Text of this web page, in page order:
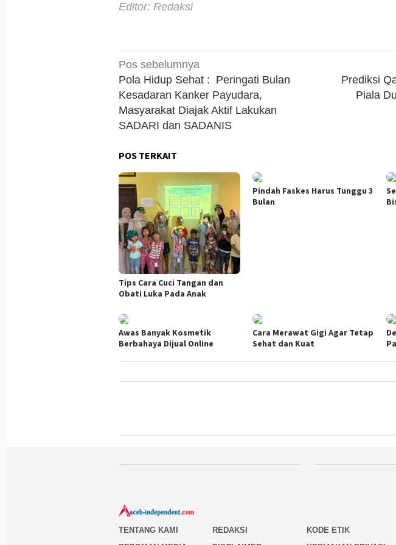
Editor: Redaksi
Navigasi
pos
Pos sebelumnya
Pola Hidup Sehat : Peringati Bulan
Kesadaran Kanker Payudara,
Masyarakat Diajak Aktif Lakukan
SADARI dan SADANIS
Prediksi
Piala
POS TERKAIT
Tips Cara Cuci Tangan dan
Obati Luka Pada Anak
Pindah Faskes Harus Tunggu 3
Bulan
Awas Banyak Kosmetik
Berbahaya Dijual Online
Cara Merawat Gigi Agar Tetap
Sehat dan Kuat
TENTANG KAMI REDAKSI
KODE ETIK